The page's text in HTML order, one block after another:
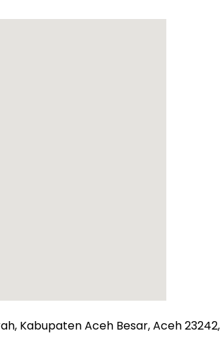
Kabupaten Aceh Besar, Aceh 23242,